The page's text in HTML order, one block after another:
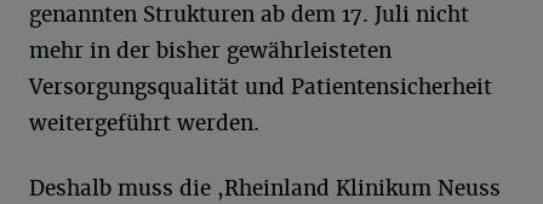
genannten Strukturen ab dem 17. Juli nicht
mehr in der bisher gewährleisteten
Versorgungsqualität und Patientensicherheit
weitergeführt werden.
Deshalb muss die ,Rheinland Klinikum Neuss